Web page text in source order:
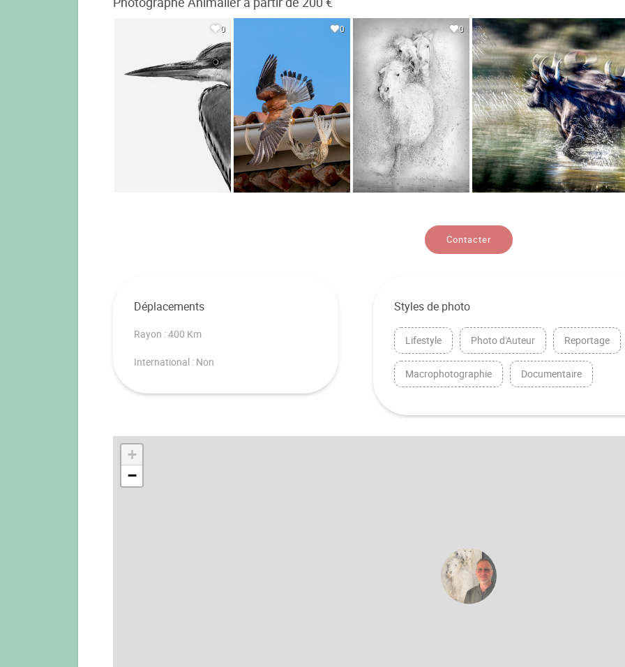
0 0 0
Contacter
Déplacements
Rayon : 400 Km
International : Non
Styles de photo
Lifestyle Photo d'Auteur Reportage
Macrophotographie Documentaire
+
−